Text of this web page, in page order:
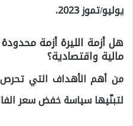
يوليو/تموز 2023.
هل أزمة الليرة أزمة
مالية واقتصادية؟
من أهم الأهداف التي تحرص
لتبنّيها سياسة خفض سعر